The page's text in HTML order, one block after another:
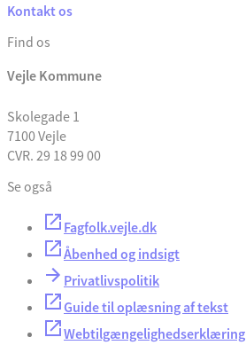
Kontakt os
Find os
Vejle Kommune
Skolegade 1
7100 Vejle
CVR. 29 18 99 00
Se også
Fagfolk.vejle.dk
Åbenhed og indsigt
Privatlivspolitik
Guide til oplæsning af tekst
Webtilgængelighedserklæring